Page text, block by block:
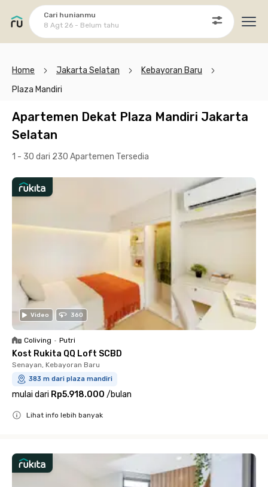
Cari hunianmu
8 Agt 26 - Belum tahu
Home Jakarta Selatan
Kebayoran Baru
Plaza Mandiri
Apartemen Dekat Plaza Mandiri Jakarta
Selatan
1 - 30 dari 230 Apartemen Tersedia
Video 360
Coliving • Putri
Kost Rukita QQ Loft SCBD
Senayan, Kebayoran Baru
383 m dari plaza mandiri
mulai dari Rp5.918.000 /bulan
Lihat info lebih banyak